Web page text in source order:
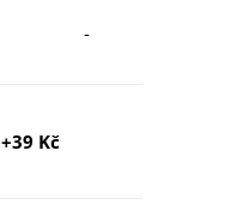
-
+39 Kč